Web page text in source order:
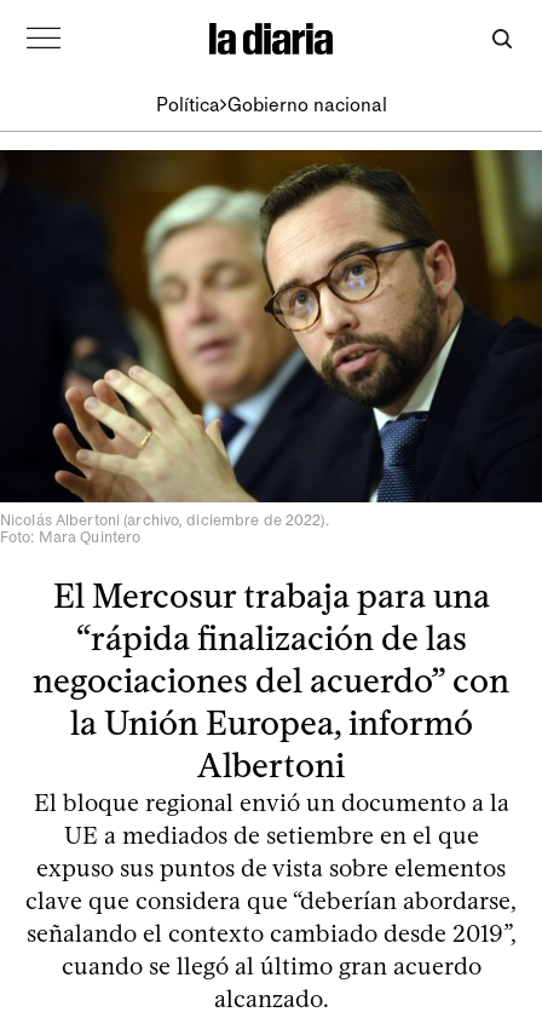
Política Gobierno nacional
Nicolás Albertoni (archivo, diciembre de 2022).
Foto: Mara Quintero
El Mercosur trabaja para una
“rápida finalización de las
negociaciones del acuerdo” con
la Unión Europea, informó
Albertoni
El bloque regional envió un documento a la
UE a mediados de setiembre en el que
expuso sus puntos de vista sobre elementos
clave que considera que “deberían abordarse,
señalando el contexto cambiado desde 2019”,
cuando se llegó al último gran acuerdo
alcanzado.